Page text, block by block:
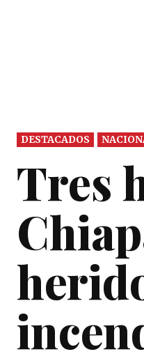
DESTACADOS
Tres